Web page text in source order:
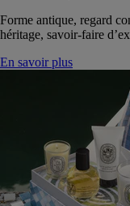
Forme antique, regard
héritage, savoir-faire
En savoir plus